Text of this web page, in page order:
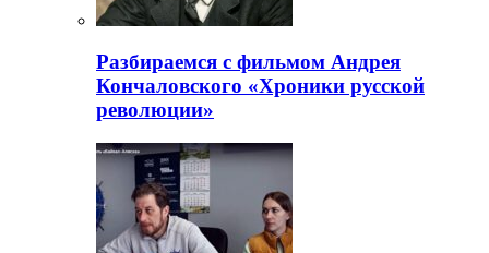
Разбираемся с фильмом Андрея
Кончаловского «Хроники русской
революции»